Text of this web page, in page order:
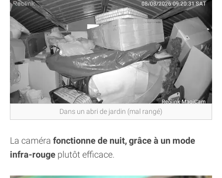
Dans un abri de jardin (mal rangé)
La caméra fonctionne de nuit, grâce à un mode
infra-rouge plutôt efficace.